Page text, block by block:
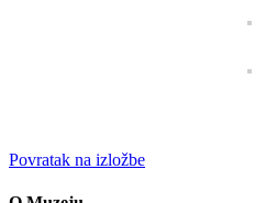
Povratak na izložbe